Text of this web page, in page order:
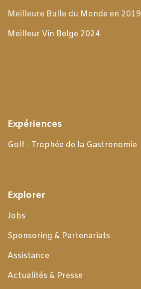
Meilleure Bulle du Monde en 2019
Meilleur Vin Belge 2024
Expériences
Golf - Trophée de la Gastronomie
Explorer
Jobs
Sponsoring & Partenariats
Assistance
Actualités & Presse